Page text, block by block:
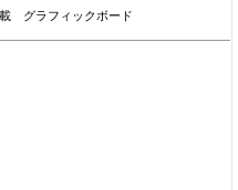
グラフィックボード